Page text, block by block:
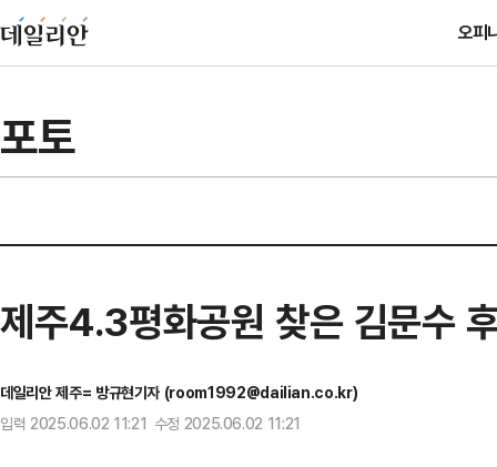
오피
포토
제주4.3평화공원 찾은 김문수
데일리안 제주= 방규현기자 (room1992@dailian.co.kr)
입력 2025.06.02 11:21 수정 2025.06.02 11:21